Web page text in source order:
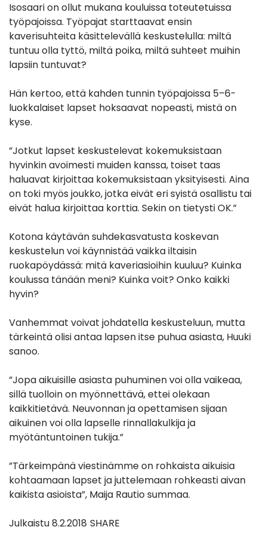
Isosaari on ollut mukana kouluissa toteutetuissa
työpajoissa. Työpajat starttaavat ensin
kaverisuhteita käsittelevällä keskustelulla: miltä
tuntuu olla tyttö, miltä poika, miltä suhteet muihin
lapsiin tuntuvat?
Hän kertoo, että kahden tunnin työpajoissa 5–6-
luokkalaiset lapset hoksaavat nopeasti, mistä on
kyse.
”Jotkut lapset keskustelevat kokemuksistaan
hyvinkin avoimesti muiden kanssa, toiset taas
haluavat kirjoittaa kokemuksistaan yksityisesti. Aina
on toki myös joukko, jotka eivät eri syistä osallistu tai
eivät halua kirjoittaa korttia. Sekin on tietysti OK.”
Kotona käytävän suhdekasvatusta koskevan
keskustelun voi käynnistää vaikka iltaisin
ruokapöydässä: mitä kaveriasioihin kuuluu? Kuinka
koulussa tänään meni? Kuinka voit? Onko kaikki
hyvin?
Vanhemmat voivat johdatella keskusteluun, mutta
tärkeintä olisi antaa lapsen itse puhua asiasta, Huuki
sanoo.
”Jopa aikuisille asiasta puhuminen voi olla vaikeaa,
sillä tuolloin on myönnettävä, ettei olekaan
kaikkitietävä. Neuvonnan ja opettamisen sijaan
aikuinen voi olla lapselle rinnallakulkija ja
myötäntuntoinen tukija.”
”Tärkeimpänä viestinämme on rohkaista aikuisia
kohtaamaan lapset ja juttelemaan rohkeasti aivan
kaikista asioista”, Maija Rautio summaa.
Julkaistu8.2.2018 SHARE